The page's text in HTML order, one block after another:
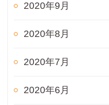
2020年9月
2020年8月
2020年7月
2020年6月